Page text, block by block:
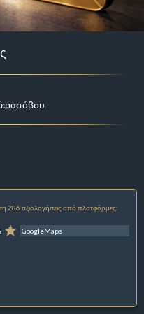
286 αξιολογήσεις από πλατφόρμες:
GoogleMaps